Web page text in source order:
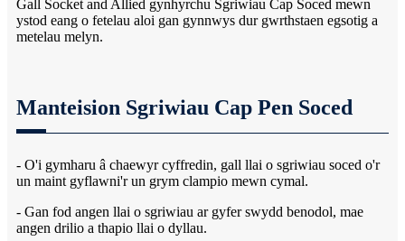
Gall Socket and Allied gynhyrchu Sgriwiau Cap Soced mewn
ystod eang o fetelau aloi gan gynnwys dur gwrthstaen egsotig a
metelau melyn.
Manteision Sgriwiau Cap Pen Soced
- O'i gymharu â chaewyr cyffredin, gall llai o sgriwiau soced o'r
un maint gyflawni'r un grym clampio mewn cymal.
- Gan fod angen llai o sgriwiau ar gyfer swydd benodol, mae
angen drilio a thapio llai o dyllau.